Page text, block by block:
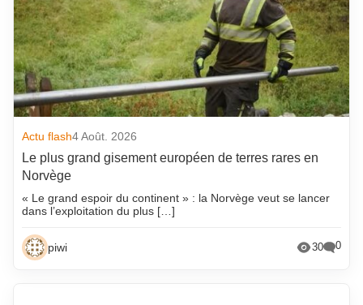
Actu flash4 Août. 2026
Le plus grand gisement européen de terres rares en
Norvège
« Le grand espoir du continent » : la Norvège veut se lancer
dans l’exploitation du plus […]
piwi 30 0